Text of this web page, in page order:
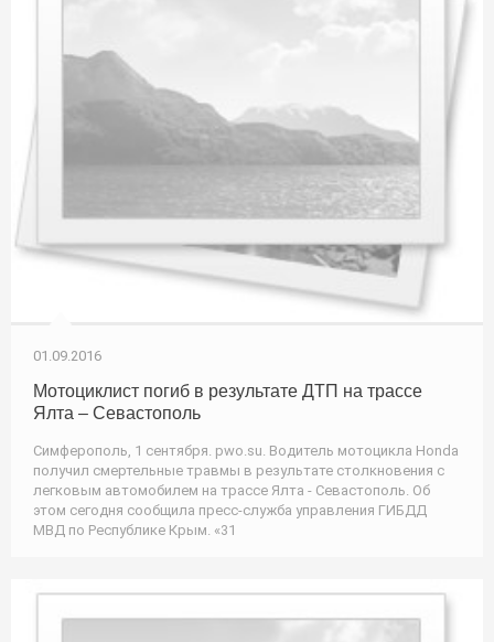
01.09.2016
Мотоциклист погиб в результате ДТП на трассе
Ялта – Севастополь
Симферополь, 1 сентября. pwo.su. Водитель мотоцикла Honda
получил смертельные травмы в результате столкновения с
легковым автомобилем на трассе Ялта - Севастополь. Об
этом сегодня сообщила пресс-служба управления ГИБДД
МВД по Республике Крым. «31